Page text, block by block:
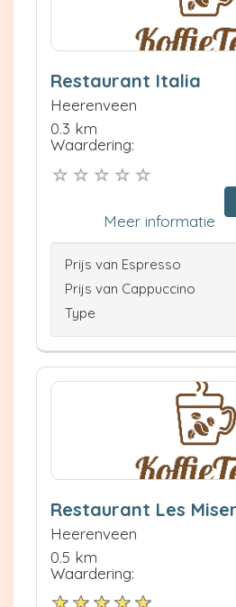
Restaurant Italia
Heerenveen
0.3 km
Waardering:
Meer informatie
Prijs van Espresso
Prijs van Cappuccino
Type
Restaurant Les
Heerenveen
0.5 km
Waardering: